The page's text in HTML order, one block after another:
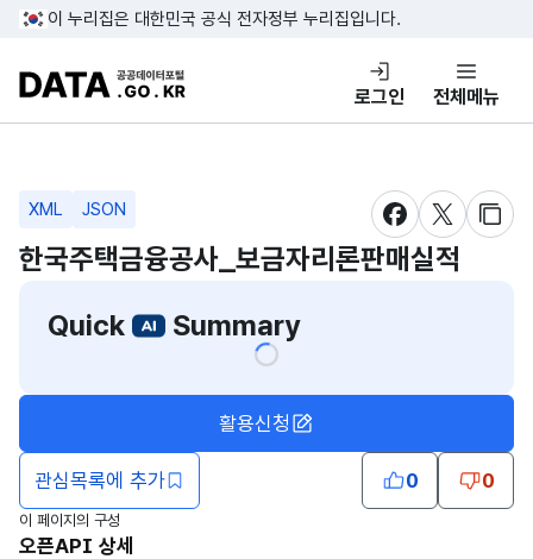
콘텐츠 바로가기
푸터 바로가기
이 누리집은 대한민국 공식 전자정부 누리집입니다.
DATA.GO.KR 공공데이터포털
로그인 전체메뉴
XML JSON
새창 열림새창 열림
새창
한국주택금융공사_보금자리론판매실적
Quick
Summary
관심목록에 추가
활용신청
0 0
이 페이지의 구성
오픈API 상세